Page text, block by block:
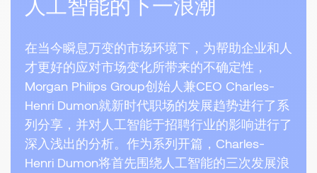
在当今瞬息万变的市场环境下，为帮助企业和人
才更好的应对市场变化所带来的不确定性，
Morgan Philips Group创始人兼CEO Charles-
Henri Dumon就新时代职场的发展趋势进行了系
列分享，并对人工智能于招聘行业的影响进行了
深入浅出的分析。作为系列开篇，Charles-
Henri Dumon将首先围绕人工智能的三次发展浪